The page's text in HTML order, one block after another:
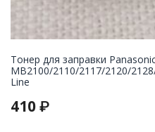
Тонер для заправки
MB2100/2110/2117/2120/
Line
410 ₽